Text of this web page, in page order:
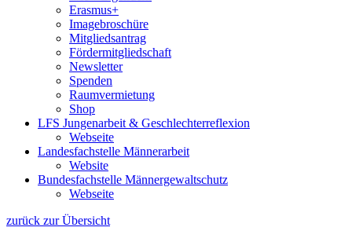
Erasmus+
Imagebroschüre
Mitgliedsantrag
Fördermitgliedschaft
Newsletter
Spenden
Raumvermietung
Shop
LFS Jungenarbeit & Geschlechterreflexion
Webseite
Landesfachstelle Männerarbeit
Website
Bundesfachstelle Männergewaltschutz
Webseite
zurück zur Übersicht